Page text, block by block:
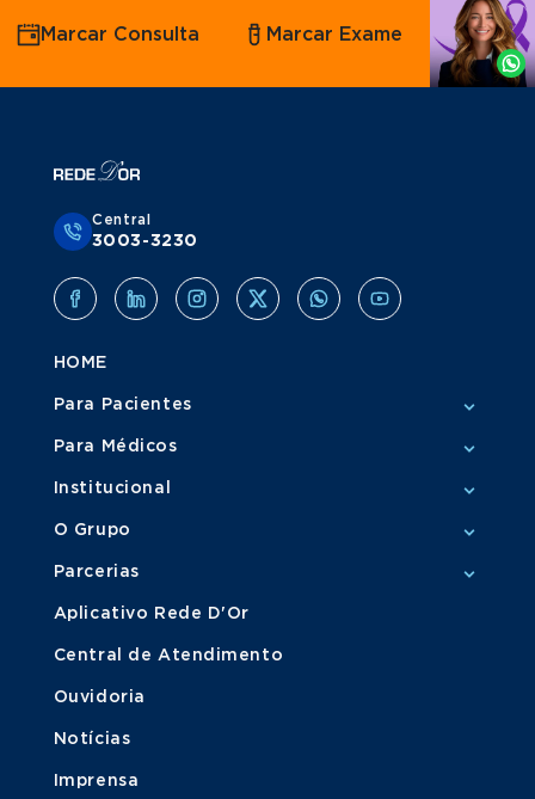
Agende
por
Whatsapp
Marcar Consulta Marcar Exame
Central
3003-3230
HOME
Para Pacientes
Para Médicos
Institucional
O Grupo
Parcerias
Aplicativo Rede D'Or
Central de Atendimento
Ouvidoria
Notícias
Imprensa